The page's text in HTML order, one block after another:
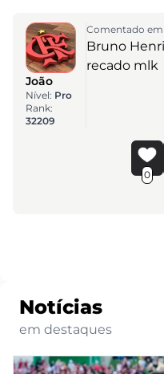
João
Nível: Pro
Rank:
32209
Comentado em
Bruno
recado mlk
0
Notícias
em destaques